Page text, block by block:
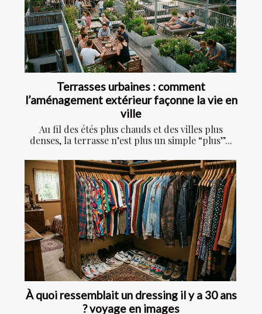
Terrasses urbaines : comment
l’aménagement extérieur façonne la vie en
ville
Au fil des étés plus chauds et des villes plus
denses, la terrasse n’est plus un simple “plus”...
À quoi ressemblait un dressing il y a 30 ans
? voyage en images